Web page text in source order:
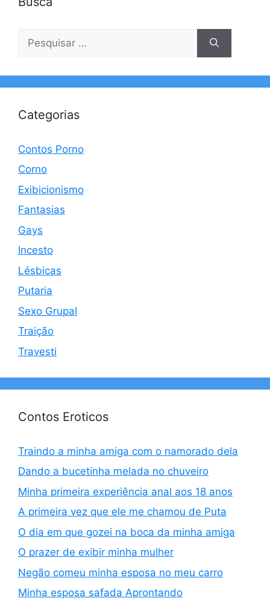
por:
Categorias
Contos Porno
Corno
Exibicionismo
Fantasias
Gays
Incesto
Lésbicas
Putaria
Sexo Grupal
Traição
Travesti
Contos Eroticos
Traindo a minha amiga com o namorado dela
Dando a bucetinha melada no chuveiro
Minha primeira experiência anal aos 18 anos
A primeira vez que ele me chamou de Puta
O dia em que gozei na boca da minha amiga
O prazer de exibir minha mulher
Negão comeu minha esposa no meu carro
Minha esposa safada Aprontando